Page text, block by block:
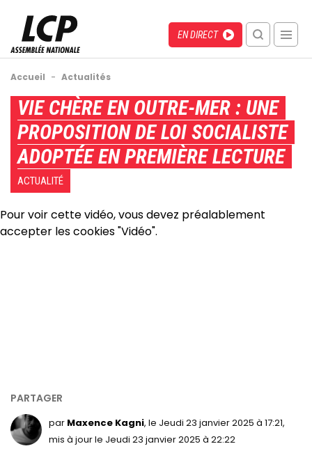
contenu
principal
Menu
recherche
mobile
Direct
EN DIRECT
Fil
d'Ariane
Accueil - Actualités
Back
top
VIE CHÈRE EN OUTRE-MER : UNE
PROPOSITION DE LOI SOCIALISTE
ADOPTÉE EN PREMIÈRE LECTURE
ACTUALITÉ
Pour voir cette vidéo, vous devez préalablement
accepter les cookies "Vidéo".
par Maxence Kagni, le Jeudi 23 janvier 2025 à 17:21,
mis à jour le Jeudi 23 janvier 2025 à 22:22